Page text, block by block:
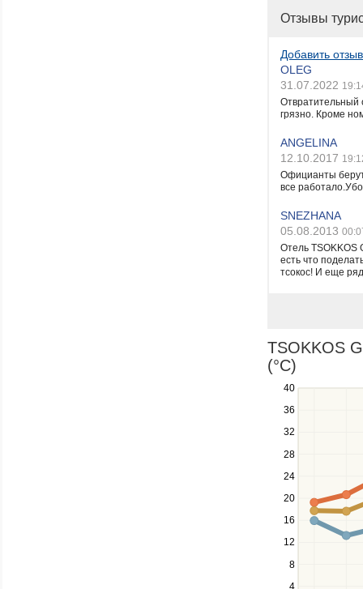
Отзывы
Добавить отзыв
OLEG
31.07.2022
Отвратительный
грязно. Кроме
ANGELINA
12.10.2017
Официанты
все
SNEZHANA
05.08.2013
Отель TSOKKOS
есть что
тсокос! И еще
TSOKKOS
(°C)
8
12
16
20
24
28
32
36
40
Use
the
and
down
to
navigate
between
series.
Use
the